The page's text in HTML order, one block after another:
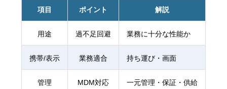
項目 ポイント 解説
用途 過不足回避 業務に十分な性能か
携帯/表示 業務適合 持ち運び・画面
管理 MDM対応 一元管理・保証・供給